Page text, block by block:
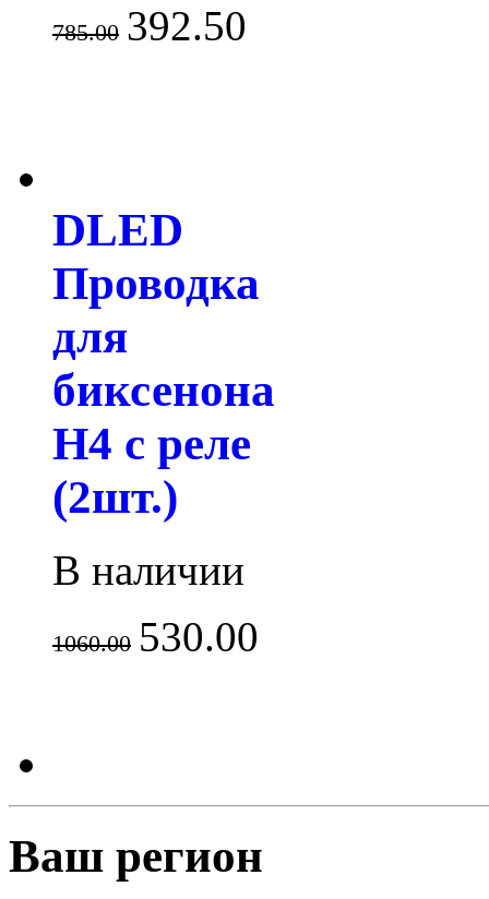
785.00 392.50
DLED
Проводка
для
биксенона
H4 с реле
(2шт.)
В наличии
1060.00 530.00
Ваш регион